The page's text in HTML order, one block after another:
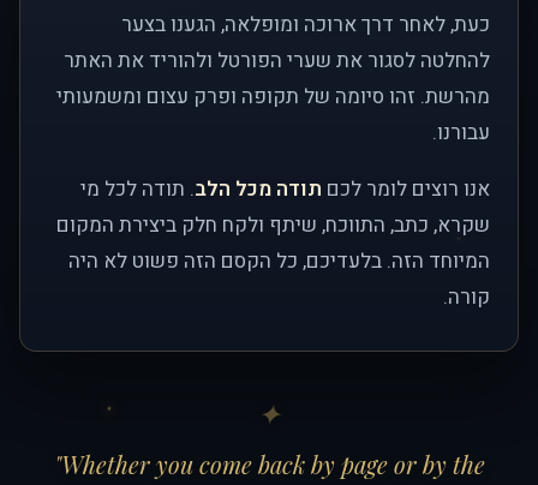
כעת, לאחר דרך ארוכה ומופלאה, הגענו בצער
להחלטה לסגור את שערי הפורטל ולהוריד את האתר
מהרשת. זהו סיומה של תקופה ופרק עצום ומשמעותי
עבורנו.
אנו רוצים לומר לכם תודה מכל הלב. תודה לכל מי
שקרא, כתב, התווכח, שיתף ולקח חלק ביצירת המקום
המיוחד הזה. בלעדיכם, כל הקסם הזה פשוט לא היה
קורה.
"Whether you come back by page or by the